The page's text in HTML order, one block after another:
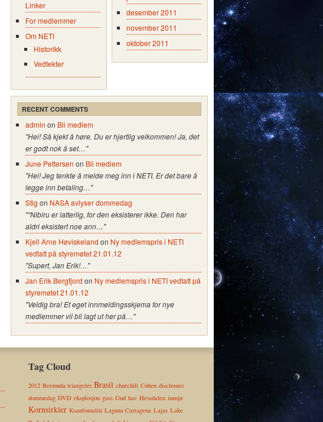
Linker
For medlemmer
Om NETI
Historikk
Vedtekter
desember 2011
november 2011
oktober 2011
RECENT COMMENTS
admin on Bli medlem
"Hei! Så kjekt å høre. Du er hjertlig velkommen! Ja, det
er godt nok å set…"
June Pettersen on Bli medlem
"Hei! Jeg tenkte å melde meg inn i NETI. Er det bare å
legge inn betaling…"
Stig on NASA avlyser dommedag
"“Nibiru er latterlig, for den eksisterer ikke. Den har
aldri eksistert noe ann…"
Kjell Arne Høviskeland on Ny medlemspris i NETI
vedtatt på styremøtet 21.01.12
"Supert, Jan Erik!…"
Jan Erik Bergfjord on Ny medlemspris i NETI vedtatt på
styremøtet 21.01.12
"Veldig bra! Et eget innmeldingsskjema for nye
medlemmer vil bli lagt ut her på…"
Tag Cloud
2012 Bermuda triangelet Brasil churchill Cohen disclosure
dommedag DVD eksplosjon gass Gud hav Hessdalen innsjø
Kornsirkler Ksanfomaliti Laguna Cartagena Lajas Lake